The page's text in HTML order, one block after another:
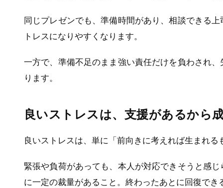
同じプレゼンでも、準備時間があり、相談できる
トレスになりやすくなります。
一方で、準備不足のまま強い責任だけを負わされ
ります。
良いストレスは、支援があるから
良いストレスは、単に「前向きに考えれば生まれる
緊張や負荷があっても、本人が対応できそうと感
に一定の裁量があること。終わったあとに回復でき